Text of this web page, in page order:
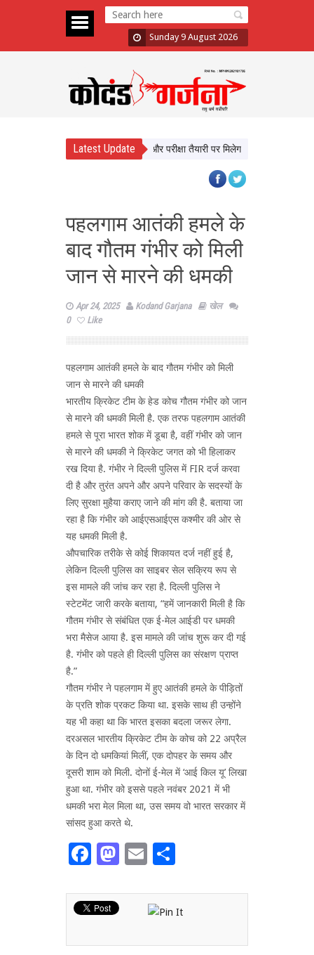
Sunday 9 August 2026
Latest Update
सीधे सीखेंगे यूपी के छात्र, करियर और परीक्षा तैयारी पर मिलेगा मार्गदर्शन
पहलगाम आतंकी हमले के
बाद गौतम गंभीर को मिली
जान से मारने की धमकी
Apr 24, 2025 Kodand Garjana
खेल
0
Like
पहलगाम आतंकी हमले के बाद गौतम गंभीर को मिली
जान से मारने की धमकी
भारतीय क्रिकेट टीम के हेड कोच गौतम गंभीर को जान
से मारने की धमकी मिली है. एक तरफ पहलगाम आतंकी
हमले से पूरा भारत शोक में डूबा है, वहीं गंभीर को जान
से मारने की धमकी ने क्रिकेट जगत को भी हिलाकर
रख दिया है. गंभीर ने दिल्ली पुलिस में FIR दर्ज करवा
दी है और तुरंत अपने और अपने परिवार के सदस्यों के
लिए सुरक्षा मुहैया कराए जाने की मांग की है. बताया जा
रहा है कि गंभीर को आईएसआईएस कश्मीर की ओर से
यह धमकी मिली है.
औपचारिक तरीके से कोई शिकायत दर्ज नहीं हुई है,
लेकिन दिल्ली पुलिस का साइबर सेल सक्रिय रूप से
इस मामले की जांच कर रहा है. दिल्ली पुलिस ने
स्टेटमेंट जारी करके बताया, “हमें जानकारी मिली है कि
गौतम गंभीर से संबंधित एक ई-मेल आईडी पर धमकी
भरा मैसेज आया है. इस मामले की जांच शुरू कर दी गई
है. गंभीर को पहले ही दिल्ली पुलिस का संरक्षण प्राप्त
है.”
गौतम गंभीर ने पहलगाम में हुए आतंकी हमले के पीड़ितों
के प्रति शोक प्रकट किया था. इसके साथ ही उन्होंने
यह भी कहा था कि भारत इसका बदला जरूर लेगा.
दरअसल भारतीय क्रिकेट टीम के कोच को 22 अप्रैल
के दिन दो धमकियां मिलीं, एक दोपहर के समय और
दूसरी शाम को मिली. दोनों ई-मेल में ‘आई किल यू’ लिखा
हुआ था. गंभीर को इससे पहले नवंबर 2021 में भी
धमकी भरा मेल मिला था, उस समय वो भारत सरकार में
सांसद हुआ करते थे.
Facebook
Mastodon
Email